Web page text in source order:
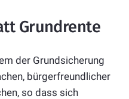
Grundrente
der Grundsicherung
bürgerfreundlicher
so dass sich